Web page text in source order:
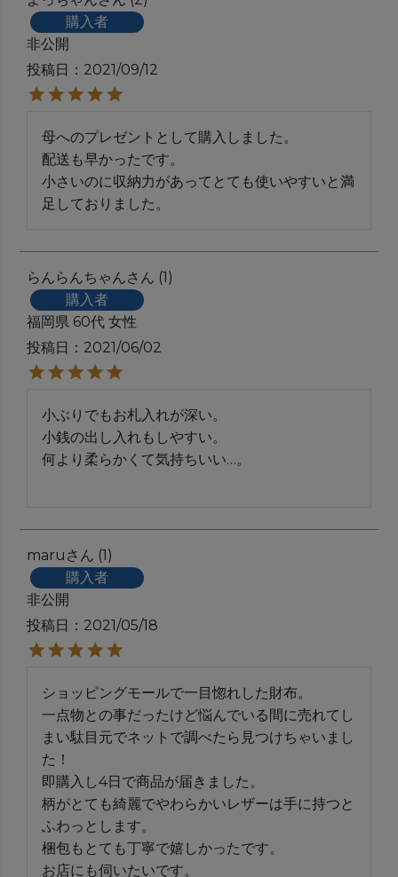
購入者
非公開
投稿日
2021/09/12
母へのプレゼントとして購入しました。
配送も早かったです。
小さいのに収納力があってとても使いやすいと満
足しておりました。
らんらんちゃん
1
購入者
福岡県 60代 女性
投稿日
2021/06/02
小ぶりでもお札入れが深い。
小銭の出し入れもしやすい。
何より柔らかくて気持ちいい…。
maru
1
購入者
非公開
投稿日
2021/05/18
ショッピングモールで一目惚れした財布。
一点物との事だったけど悩んでいる間に売れてし
まい駄目元でネットで調べたら見つけちゃいまし
た！
即購入し4日で商品が届きました。
柄がとても綺麗でやわらかいレザーは手に持つと
ふわっとします。
梱包もとても丁寧で嬉しかったです。
お店にも伺いたいです。